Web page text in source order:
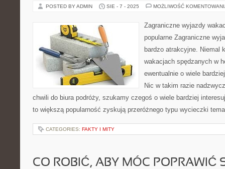
POSTED BY ADMIN SIE - 7 - 2025 MOŻLIWOŚĆ
Zagraniczne wyjazdy
popularne Zagraniczne
bardzo atrakcyjne. Niemal
wakacjach spędzanych w
ewentualnie o wiele
Nic w takim razie
chwili do biura podróży, szukamy czegoś o wiele bardziej
to większą popularność zyskują przeróżnego typu wycieczki
CATEGORIES: FAKTY I MITY
CO ROBIĆ, ABY MÓC POPRAWIĆ